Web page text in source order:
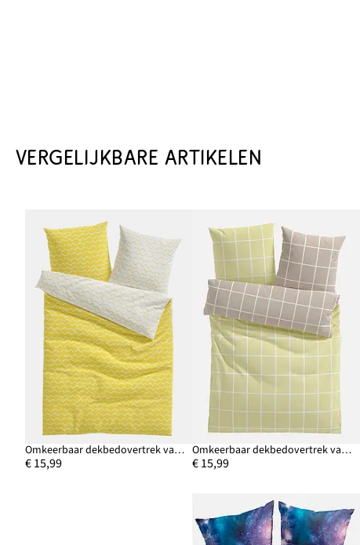
VERGELIJKBARE ARTIKELEN
Omkeerbaar dekbedovertrek van een katoenmix
€ 15,99
Omkeerbaar dekbedovertrek van katoenmix
€ 15,99